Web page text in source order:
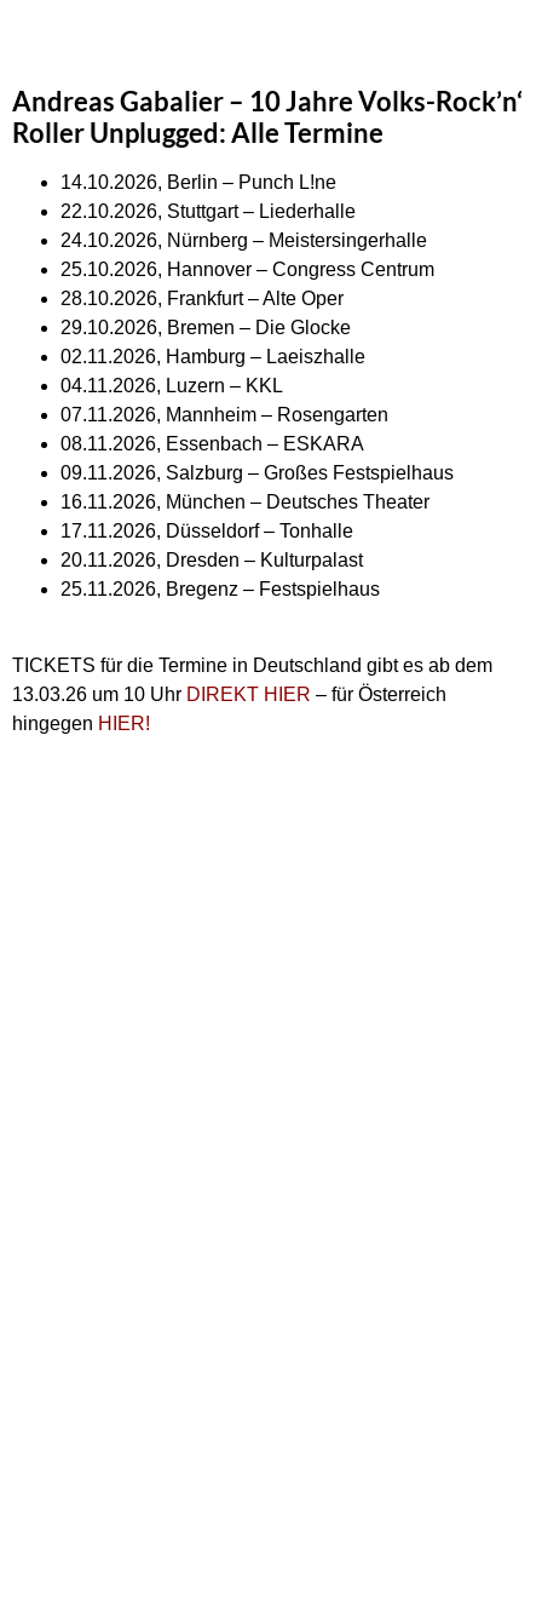
Andreas Gabalier – 10 Jahre Volks-Rock’n‘
Roller Unplugged: Alle Termine
14.10.2026, Berlin – Punch L!ne
22.10.2026, Stuttgart – Liederhalle
24.10.2026, Nürnberg – Meistersingerhalle
25.10.2026, Hannover – Congress Centrum
28.10.2026, Frankfurt – Alte Oper
29.10.2026, Bremen – Die Glocke
02.11.2026, Hamburg – Laeiszhalle
04.11.2026, Luzern – KKL
07.11.2026, Mannheim – Rosengarten
08.11.2026, Essenbach – ESKARA
09.11.2026, Salzburg – Großes Festspielhaus
16.11.2026, München – Deutsches Theater
17.11.2026, Düsseldorf – Tonhalle
20.11.2026, Dresden – Kulturpalast
25.11.2026, Bregenz – Festspielhaus
TICKETS für die Termine in Deutschland gibt es ab dem
13.03.26 um 10 Uhr DIREKT HIER – für Österreich
hingegen HIER!